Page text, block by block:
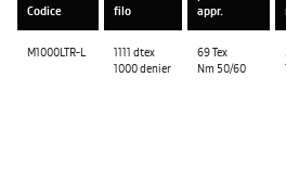
Codice
filo
appr.
M1000LTR-L
1111 dtex
1000 denier
69 Tex
Nm 50/60